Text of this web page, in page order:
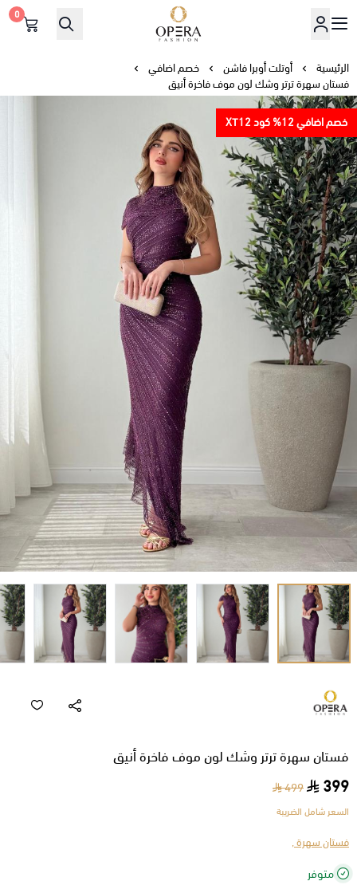
أوبرا فاشن
0
الرئيسية أوتلت أوبرا فاشن
خصم اضافي
فستان سهرة ترتر وشك لون موف فاخرة أنيق
خصم اضافي 12% كود XT12
فستان سهرة ترتر وشك لون موف فاخرة أنيق
399
499
السعر شامل الضريبة
فستان سهرة ,
متوفر